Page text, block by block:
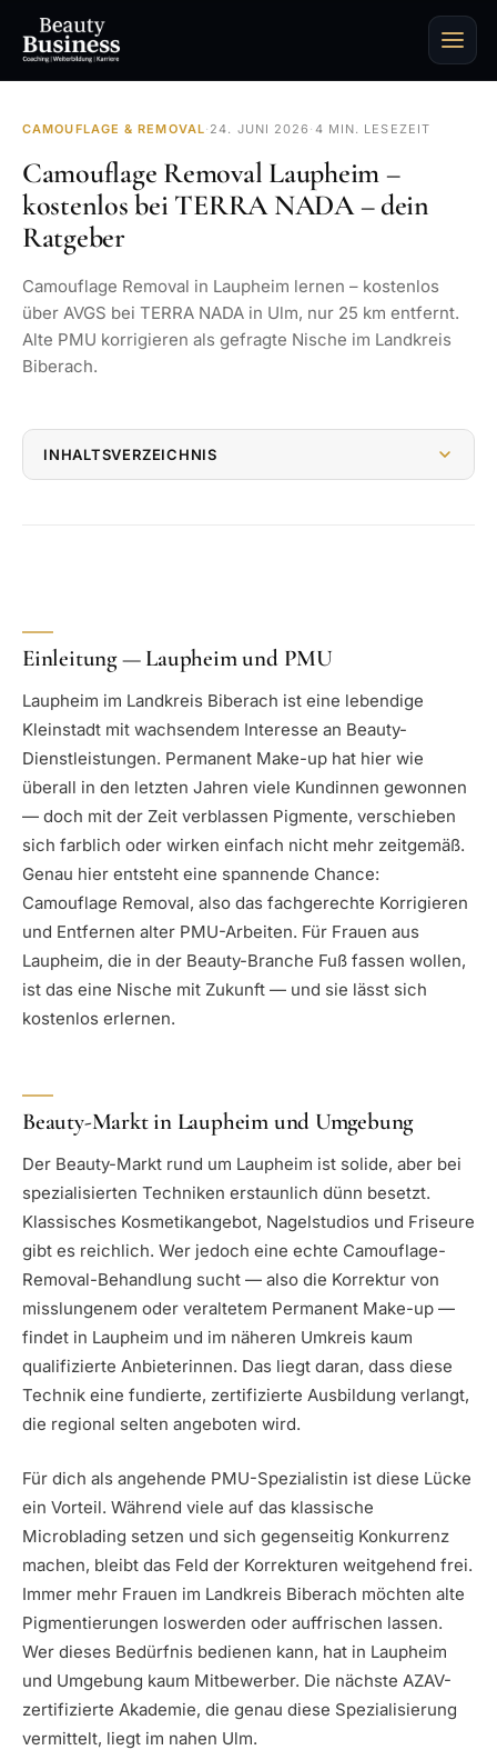
CAMOUFLAGE & REMOVAL· 24. JUNI 2026 · 4 MIN. LESEZEIT
Camouflage Removal Laupheim –
kostenlos bei TERRA NADA – dein
Ratgeber
Camouflage Removal in Laupheim lernen – kostenlos
über AVGS bei TERRA NADA in Ulm, nur 25 km entfernt.
Alte PMU korrigieren als gefragte Nische im Landkreis
Biberach.
INHALTSVERZEICHNIS
Einleitung — Laupheim und PMU
Laupheim im Landkreis Biberach ist eine lebendige
Kleinstadt mit wachsendem Interesse an Beauty-
Dienstleistungen. Permanent Make-up hat hier wie
überall in den letzten Jahren viele Kundinnen gewonnen
— doch mit der Zeit verblassen Pigmente, verschieben
sich farblich oder wirken einfach nicht mehr zeitgemäß.
Genau hier entsteht eine spannende Chance:
Camouflage Removal, also das fachgerechte Korrigieren
und Entfernen alter PMU-Arbeiten. Für Frauen aus
Laupheim, die in der Beauty-Branche Fuß fassen wollen,
ist das eine Nische mit Zukunft — und sie lässt sich
kostenlos erlernen.
Beauty-Markt in Laupheim und Umgebung
Der Beauty-Markt rund um Laupheim ist solide, aber bei
spezialisierten Techniken erstaunlich dünn besetzt.
Klassisches Kosmetikangebot, Nagelstudios und Friseure
gibt es reichlich. Wer jedoch eine echte Camouflage-
Removal-Behandlung sucht — also die Korrektur von
misslungenem oder veraltetem Permanent Make-up —
findet in Laupheim und im näheren Umkreis kaum
qualifizierte Anbieterinnen. Das liegt daran, dass diese
Technik eine fundierte, zertifizierte Ausbildung verlangt,
die regional selten angeboten wird.
Für dich als angehende PMU-Spezialistin ist diese Lücke
ein Vorteil. Während viele auf das klassische
Microblading setzen und sich gegenseitig Konkurrenz
machen, bleibt das Feld der Korrekturen weitgehend frei.
Immer mehr Frauen im Landkreis Biberach möchten alte
Pigmentierungen loswerden oder auffrischen lassen.
Wer dieses Bedürfnis bedienen kann, hat in Laupheim
und Umgebung kaum Mitbewerber. Die nächste AZAV-
zertifizierte Akademie, die genau diese Spezialisierung
vermittelt, liegt im nahen Ulm.